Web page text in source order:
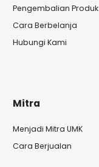
Pengembalian Produk
Cara Berbelanja
Hubungi Kami
Mitra
Menjadi Mitra UMK
Cara Berjualan